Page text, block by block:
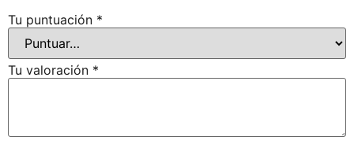
Tu puntuación *
Tu valoración *